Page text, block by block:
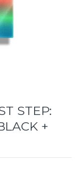
STEP:
+